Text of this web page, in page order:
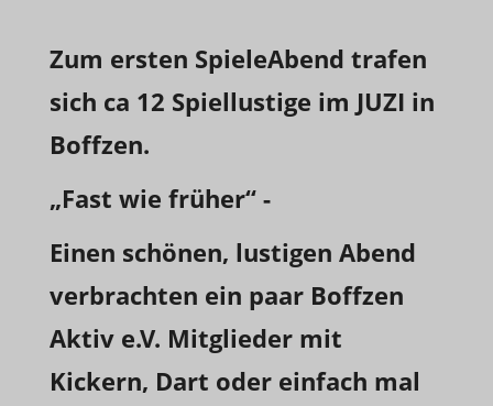
Zum ersten SpieleAbend trafen
sich ca 12 Spiellustige im JUZI in
Boffzen.
„Fast wie früher“ -
Einen schönen, lustigen Abend
verbrachten ein paar Boffzen
Aktiv e.V. Mitglieder mit
Kickern, Dart oder einfach mal